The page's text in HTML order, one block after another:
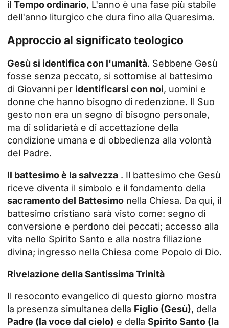
il Tempo ordinario, L'anno è una fase più stabile
dell'anno liturgico che dura fino alla Quaresima.
Approccio al significato teologico
Gesù si identifica con l'umanità. Sebbene Gesù
fosse senza peccato, si sottomise al battesimo
di Giovanni per identificarsi con noi, uomini e
donne che hanno bisogno di redenzione. Il Suo
gesto non era un segno di bisogno personale,
ma di solidarietà e di accettazione della
condizione umana e di obbedienza alla volontà
del Padre.
Il battesimo è la salvezza . Il battesimo che Gesù
riceve diventa il simbolo e il fondamento della
sacramento del Battesimo nella Chiesa. Da qui, il
battesimo cristiano sarà visto come: segno di
conversione e perdono dei peccati; accesso alla
vita nello Spirito Santo e alla nostra filiazione
divina; ingresso nella Chiesa come Popolo di Dio.
Rivelazione della Santissima Trinità
Il resoconto evangelico di questo giorno mostra
la presenza simultanea della Figlio (Gesù), della
Padre (la voce dal cielo) e della Spirito Santo (la